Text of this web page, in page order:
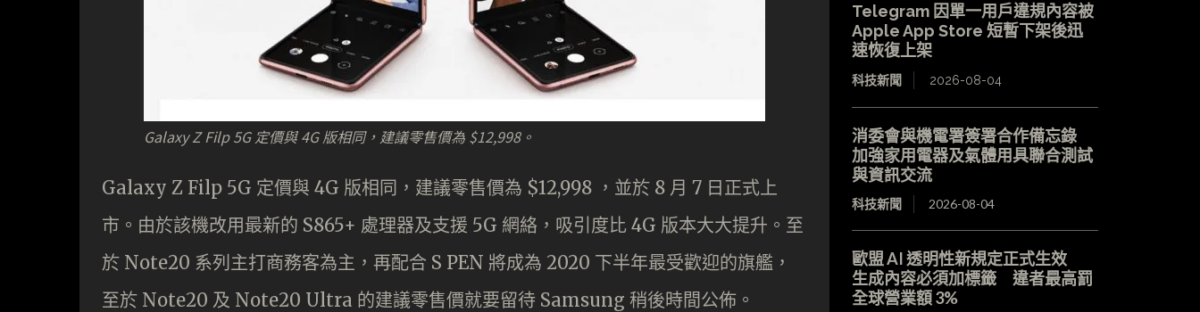
Galaxy Z Filp 5G 定價與 4G 版相同，建議零售價為 $12,998。
Galaxy Z Filp 5G 定價與 4G 版相同，建議零售價為 $12,998 ，並於 8 月 7 日正式上
市。由於該機改用最新的 S865+ 處理器及支援 5G 網絡，吸引度比 4G 版本大大提升。至
於 Note20 系列主打商務客為主，再配合 S PEN 將成為 2020 下半年最受歡迎的旗艦，
至於 Note20 及 Note20 Ultra 的建議零售價就要留待 Samsung 稍後時間公佈。
Telegram 因單一用戶違規內容被
Apple App Store 短暫下架後迅
速恢復上架
科技新聞 2026-08-04
消委會與機電署簽署合作備忘錄
加強家用電器及氣體用具聯合測試
與資訊交流
科技新聞 2026-08-04
歐盟 AI 透明性新規定正式生效
生成內容必須加標籤 違者最高罰
全球營業額 3%